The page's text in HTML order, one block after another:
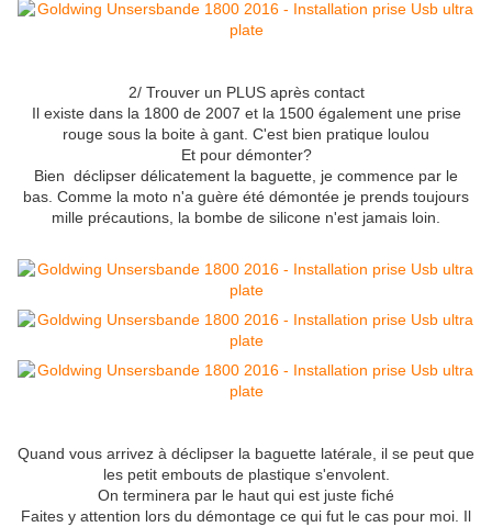
2/ Trouver un PLUS après contact
Il existe dans la 1800 de 2007 et la 1500 également une prise
rouge sous la boite à gant. C'est bien pratique loulou
Et pour démonter?
Bien déclipser délicatement la baguette, je commence par le
bas. Comme la moto n'a guère été démontée je prends toujours
mille précautions, la bombe de silicone n'est jamais loin.
Quand vous arrivez à déclipser la baguette latérale, il se peut que
les petit embouts de plastique s'envolent.
On terminera par le haut qui est juste fiché
Faites y attention lors du démontage ce qui fut le cas pour moi. Il